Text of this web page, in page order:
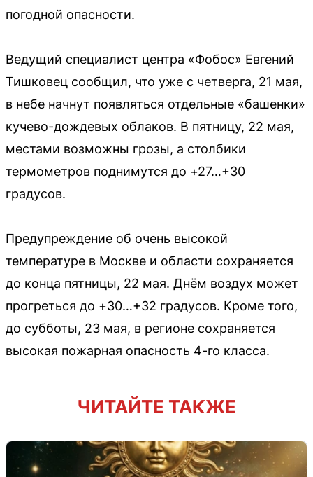
погодной опасности.
Ведущий специалист центра «Фобос» Евгений
Тишковец сообщил, что уже с четверга, 21 мая,
в небе начнут появляться отдельные «башенки»
кучево-дождевых облаков. В пятницу, 22 мая,
местами возможны грозы, а столбики
термометров поднимутся до +27…+30
градусов.
Предупреждение об очень высокой
температуре в Москве и области сохраняется
до конца пятницы, 22 мая. Днём воздух может
прогреться до +30…+32 градусов. Кроме того,
до субботы, 23 мая, в регионе сохраняется
высокая пожарная опасность 4-го класса.
ЧИТАЙТЕ ТАКЖЕ